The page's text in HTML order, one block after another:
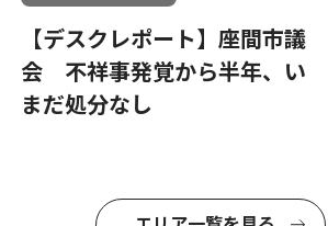
【デスクレポート】座間市議
会 不祥事発覚から半年、い
まだ処分なし